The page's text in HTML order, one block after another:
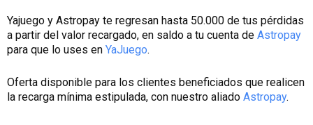
Yajuego y Astropay te regresan hasta 50.000 de tus pérdidas
a partir del valor recargado, en saldo a tu cuenta de Astropay
para que lo uses en YaJuego.
Oferta disponible para los clientes beneficiados que realicen
la recarga mínima estipulada, con nuestro aliado Astropay.